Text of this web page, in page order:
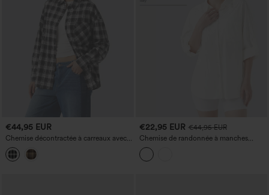
€44,95 EUR
Chemise décontractée à carreaux avec
poche
€22,95 EUR €44,95 EUR
Chemise de randonnée à manches
longues retroussables avec poche —
UPF50+